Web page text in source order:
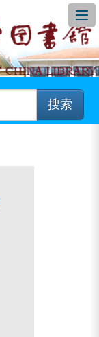
搜索